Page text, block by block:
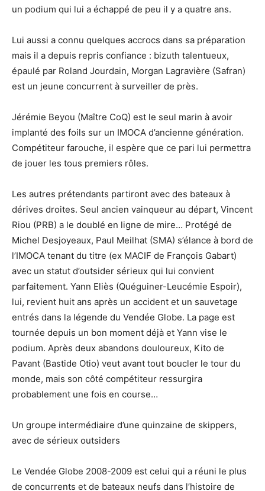
un podium qui lui a échappé de peu il y a quatre ans.
Lui aussi a connu quelques accrocs dans sa préparation
mais il a depuis repris confiance : bizuth talentueux,
épaulé par Roland Jourdain, Morgan Lagravière (Safran)
est un jeune concurrent à surveiller de près.
Jérémie Beyou (Maître CoQ) est le seul marin à avoir
implanté des foils sur un IMOCA d’ancienne génération.
Compétiteur farouche, il espère que ce pari lui permettra
de jouer les tous premiers rôles.
Les autres prétendants partiront avec des bateaux à
dérives droites. Seul ancien vainqueur au départ, Vincent
Riou (PRB) a le doublé en ligne de mire… Protégé de
Michel Desjoyeaux, Paul Meilhat (SMA) s’élance à bord de
l’IMOCA tenant du titre (ex MACIF de François Gabart)
avec un statut d’outsider sérieux qui lui convient
parfaitement. Yann Eliès (Quéguiner-Leucémie Espoir),
lui, revient huit ans après un accident et un sauvetage
entrés dans la légende du Vendée Globe. La page est
tournée depuis un bon moment déjà et Yann vise le
podium. Après deux abandons douloureux, Kito de
Pavant (Bastide Otio) veut avant tout boucler le tour du
monde, mais son côté compétiteur ressurgira
probablement une fois en course…
Un groupe intermédiaire d’une quinzaine de skippers,
avec de sérieux outsiders
Le Vendée Globe 2008-2009 est celui qui a réuni le plus
de concurrents et de bateaux neufs dans l’histoire de